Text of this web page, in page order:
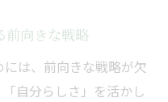
前向きな戦略
は、前向きな戦略が欠
自分らしさ」を活かし